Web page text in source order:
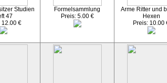
Studien
47
12.00 €
Formelsammlung
Preis: 5.00 €
Arme Ritter und
Hexen
Preis: 10.00